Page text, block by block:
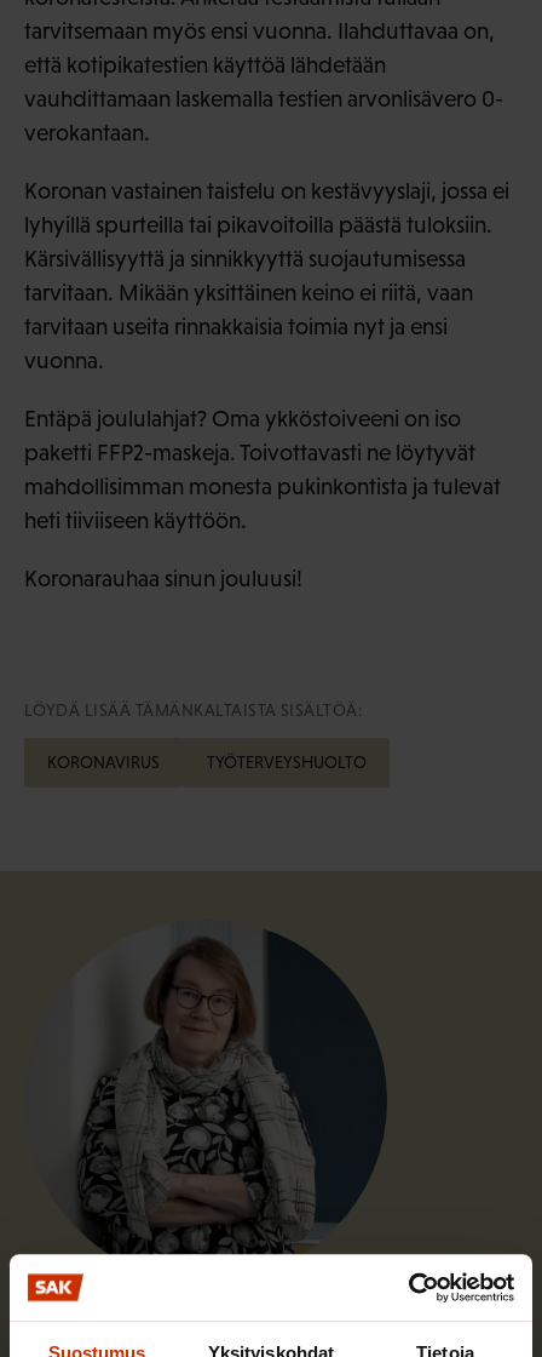
tarvitsemaan myös ensi vuonna. Ilahduttavaa on,
että kotipikatestien käyttöä lähdetään
vauhdittamaan laskemalla testien arvonlisävero 0-
verokantaan.
Koronan vastainen taistelu on kestävyyslaji, jossa ei
lyhyillä spurteilla tai pikavoitoilla päästä tuloksiin.
Kärsivällisyyttä ja sinnikkyyttä suojautumisessa
tarvitaan. Mikään yksittäinen keino ei riitä, vaan
tarvitaan useita rinnakkaisia toimia nyt ja ensi
vuonna.
Entäpä joululahjat? Oma ykköstoiveeni on iso
paketti FFP2-maskeja. Toivottavasti ne löytyvät
mahdollisimman monesta pukinkontista ja tulevat
heti tiiviiseen käyttöön.
Koronarauhaa sinun jouluusi!
LÖYDÄ LISÄÄ TÄMÄNKALTAISTA SISÄLTÖÄ:
KORONAVIRUS TYÖTERVEYSHUOLTO
Riitta Työläjärvi